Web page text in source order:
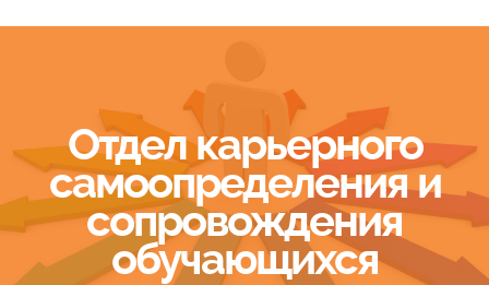
Отдел карьерного
самоопределения и
сопровождения
обучающихся